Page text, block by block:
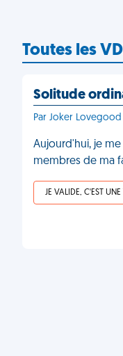
Toutes les
Solitude
Par Joker
Aujourd'hui, je
membres de ma
JE VALIDE, C'EST